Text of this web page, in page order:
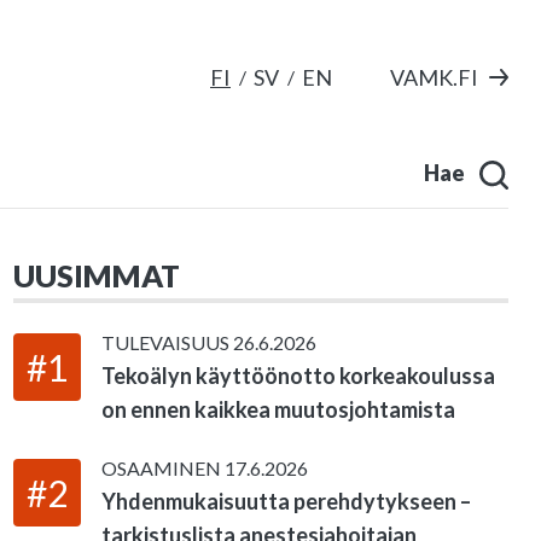
FI SV EN VAMK.FI
Hae
UUSIMMAT
#1
TULEVAISUUS 26.6.2026
Tekoälyn käyttöönotto korkeakoulussa
on ennen kaikkea muutosjohtamista
#2
OSAAMINEN 17.6.2026
Yhdenmukaisuutta perehdytykseen –
tarkistuslista anestesiahoitajan